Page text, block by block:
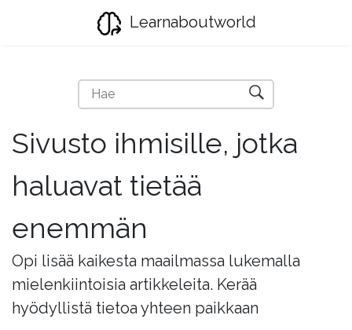
Learnaboutworld
Sivusto ihmisille, jotka
haluavat tietää
enemmän
Opi lisää kaikesta maailmassa lukemalla
mielenkiintoisia artikkeleita. Kerää
hyödyllistä tietoa yhteen paikkaan